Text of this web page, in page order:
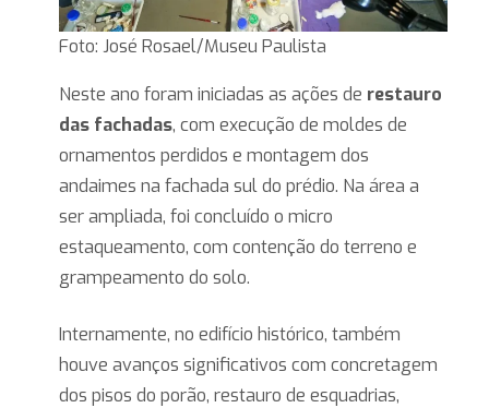
Foto: José Rosael/Museu Paulista
Neste ano foram iniciadas as ações de restauro
das fachadas, com execução de moldes de
ornamentos perdidos e montagem dos
andaimes na fachada sul do prédio. Na área a
ser ampliada, foi concluído o micro
estaqueamento, com contenção do terreno e
grampeamento do solo.
Internamente, no edifício histórico, também
houve avanços significativos com concretagem
dos pisos do porão, restauro de esquadrias,